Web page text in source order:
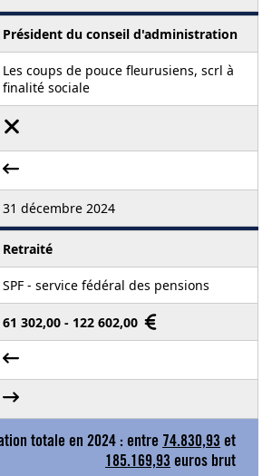
Président du conseil d'administration
Les coups de pouce fleurusiens, scrl à
finalité sociale
31 décembre 2024
Retraité
SPF - service fédéral des pensions
61 302,00 - 122 602,00
totale en 2024 : entre 74.830,93 et
185.169,93 euros brut